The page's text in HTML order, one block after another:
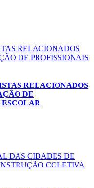
RELACIONADOS
DE PROFISSIONAIS
RELACIONADOS
DE
ESCOLAR
DAS CIDADES DE
COLETIVA